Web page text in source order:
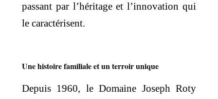
passant par l’héritage et l’innovation qui
le caractérisent.
Une histoire familiale et un terroir unique
Depuis 1960, le Domaine Joseph Roty